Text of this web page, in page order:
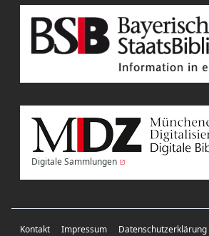
Digitale Sammlungen
Kontakt Impressum Datenschutzerklärung